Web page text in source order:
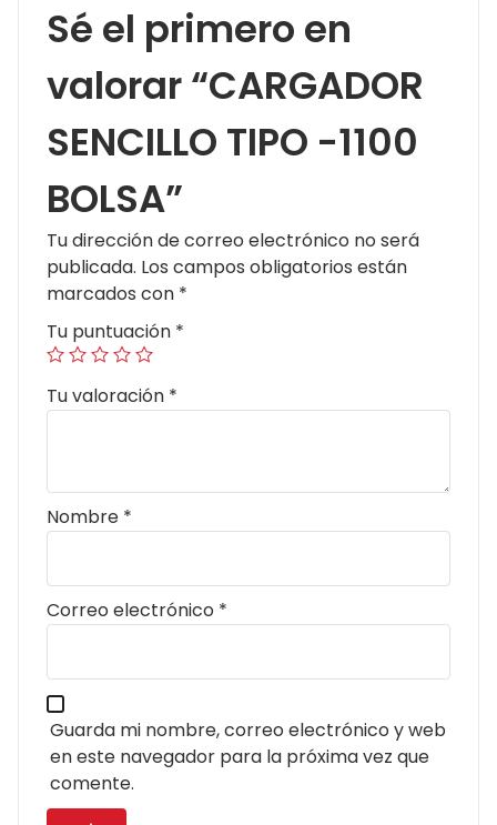
Sé el primero en
valorar “CARGADOR
SENCILLO TIPO -1100
BOLSA”
Tu dirección de correo electrónico no será
publicada. Los campos obligatorios están
marcados con *
Tu puntuación *
Tu valoración *
Nombre *
Correo electrónico *
Guarda mi nombre, correo electrónico y web
en este navegador para la próxima vez que
comente.